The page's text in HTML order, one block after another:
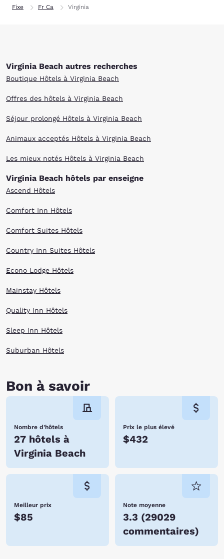
Fixe Fr Ca Virginia
Virginia Beach autres recherches
Boutique Hôtels à Virginia Beach
Offres des hôtels à Virginia Beach
Séjour prolongé Hôtels à Virginia Beach
Animaux acceptés Hôtels à Virginia Beach
Les mieux notés Hôtels à Virginia Beach
Virginia Beach hôtels par enseigne
Ascend Hôtels
Comfort Inn Hôtels
Comfort Suites Hôtels
Country Inn Suites Hôtels
Econo Lodge Hôtels
Mainstay Hôtels
Quality Inn Hôtels
Sleep Inn Hôtels
Suburban Hôtels
Bon à savoir
Nombre d’hôtels
27 hôtels à
Virginia Beach
Prix le plus élevé
$432
Meilleur prix
$85
Note moyenne
3.3 (29029
commentaires)